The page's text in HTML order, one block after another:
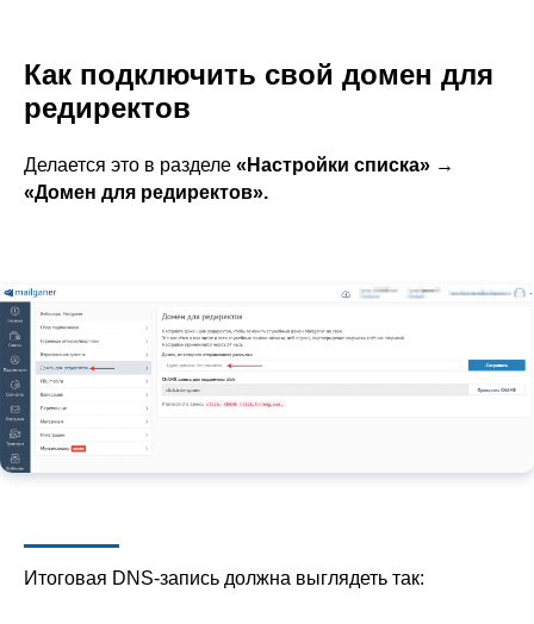
Как подключить свой домен для
редиректов
Делается это в разделе «Настройки списка» →
«Домен для редиректов».
Итоговая DNS-запись должна выглядеть так: